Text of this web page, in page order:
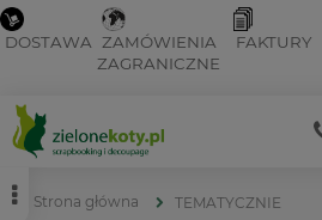
DOSTAWA ZAMÓWIENIA
ZAGRANICZNE
FAKTURY
Strona główna TEMATYCZNIE